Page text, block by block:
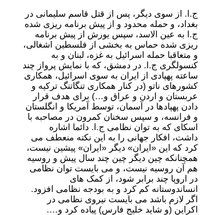
ج.ا. از سوی دیگر، پس از قتل قاسم سلیمانی در
بغداد، و حمله محدود و از پیش برنامه ریزی شده
ج.ا به عین الاسد، سپس یورش از پیش برنامه
ریزی شده حماس به بخشی از فلسطین اشغالی،
و متعاقبا حمله اسرائیل به غزه، لبنان و به
کنسولگری ج.ا. در دمشق، که با نمایش پرواز چند
ساعته پهپادی از ایران به سوی اسرائیل، همکاری
کشورهای ناتو (در کنار همکاری تنگاتنگ ترکیه و
عربستان و اردن و عراق و…) برای هدف قرار
دادن پهپادها در آسمان، توسط آمریکا و انگلستان
و فرانسه، و سپس سخنان کمرون در مصاحبه با
اسکای که به توان نظامی ج.ا. دائما اشاره
داشت، افکار جهانی را به این نکته منعطف می
کرد که این «ایران» دیگر «ایران» پیشین نیست،
همچنانکه چین دیگر چین چند سال پیش و روسیه
هم آن روسیه نیست، و می بایست توان نظامی
در اروپا چند برابر شود، از کمک های
انساندوستانه کم کرد و به بودجه نظامی افزود.
اگر لازم باشد می بایست نیروی نظامی در
اکراین (و شاید خلیج فارس) پیاده کرد و….